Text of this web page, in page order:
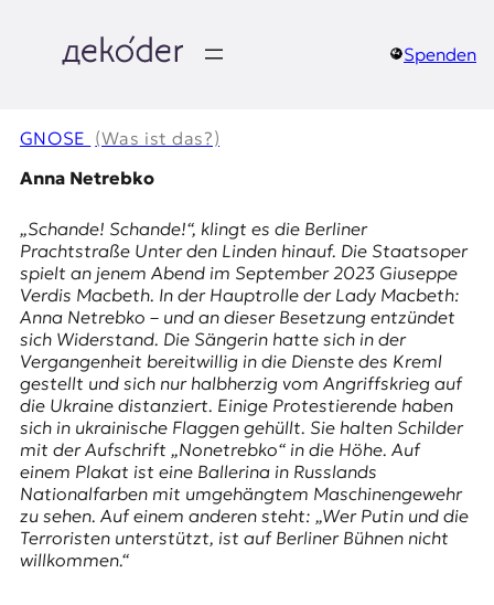
springen
e
k
o
d
e
r
|
D
E
K
Spenden
GNOSE (Was ist das?)
Anna Netrebko
„Schande! Schande!“, klingt es die Berliner
Prachtstraße Unter den Linden hinauf. Die Staatsoper
spielt an jenem Abend im September 2023 Giuseppe
Verdis Macbeth. In der Hauptrolle der Lady Macbeth:
Anna Netrebko – und an dieser Besetzung entzündet
sich Widerstand. Die Sängerin hatte sich in der
Vergangenheit bereitwillig in die Dienste des Kreml
gestellt und sich nur halbherzig vom Angriffskrieg auf
die Ukraine distanziert. Einige Protestierende haben
sich in ukrainische Flaggen gehüllt. Sie halten Schilder
mit der Aufschrift „Nonetrebko“ in die Höhe. Auf
einem Plakat ist eine Ballerina in Russlands
Nationalfarben mit umgehängtem Maschinengewehr
zu sehen. Auf einem anderen steht: „Wer Putin und die
Terroristen unterstützt, ist auf Berliner Bühnen nicht
willkommen.“